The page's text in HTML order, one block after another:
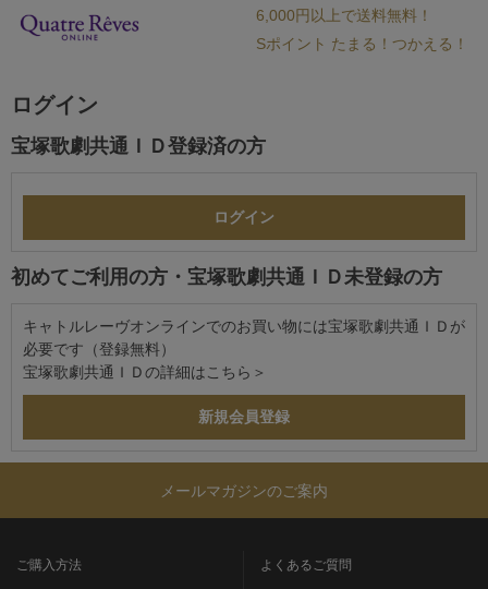
6,000円以上で送料無料！
Sポイント たまる！つかえる！
ログイン
宝塚歌劇共通ＩＤ登録済の方
初めてご利用の方・宝塚歌劇共通ＩＤ未登録の方
キャトルレーヴオンラインでのお買い物には宝塚歌劇共通ＩＤが
必要です（登録無料）
宝塚歌劇共通ＩＤの詳細は こちら＞
メールマガジンのご案内
ご購入方法
よくあるご質問